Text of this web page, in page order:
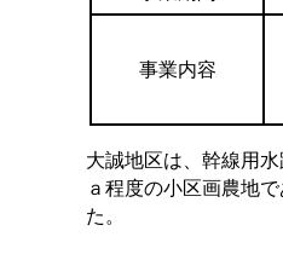
事業内容
大誠地区は、幹線用
ａ程度の小区画農地
た。